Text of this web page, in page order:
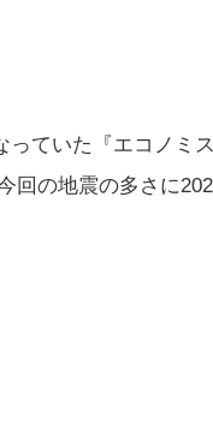
ていた『エコノミ
回の地震の多さに